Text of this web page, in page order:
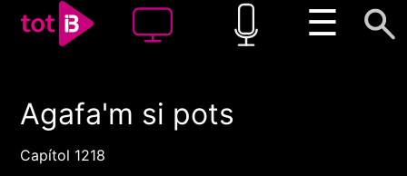
☰
00:00 00:00
Agafa'm si pots
Capítol 1218